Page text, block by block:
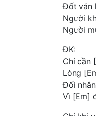
Đốt ván
Người
Người
ĐK:
Chỉ cần
Lòng
Đối
Vì [Em]